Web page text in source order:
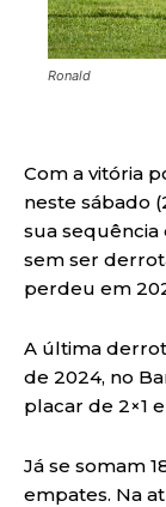
Ronald
Com a vitória
neste sábado
sua sequência
sem ser
perdeu em
A última
de 2024, no
placar de 2×1
Já se somam
empates. Na